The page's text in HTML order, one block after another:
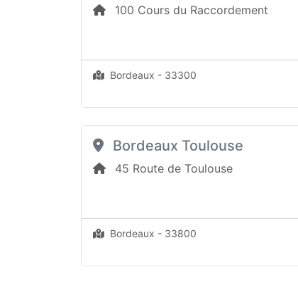
100 Cours du Raccordement
Bordeaux - 33300
Bordeaux Toulouse
45 Route de Toulouse
Bordeaux - 33800